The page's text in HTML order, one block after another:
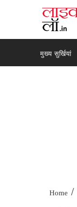
मुख्य सुर्खियां
Home /